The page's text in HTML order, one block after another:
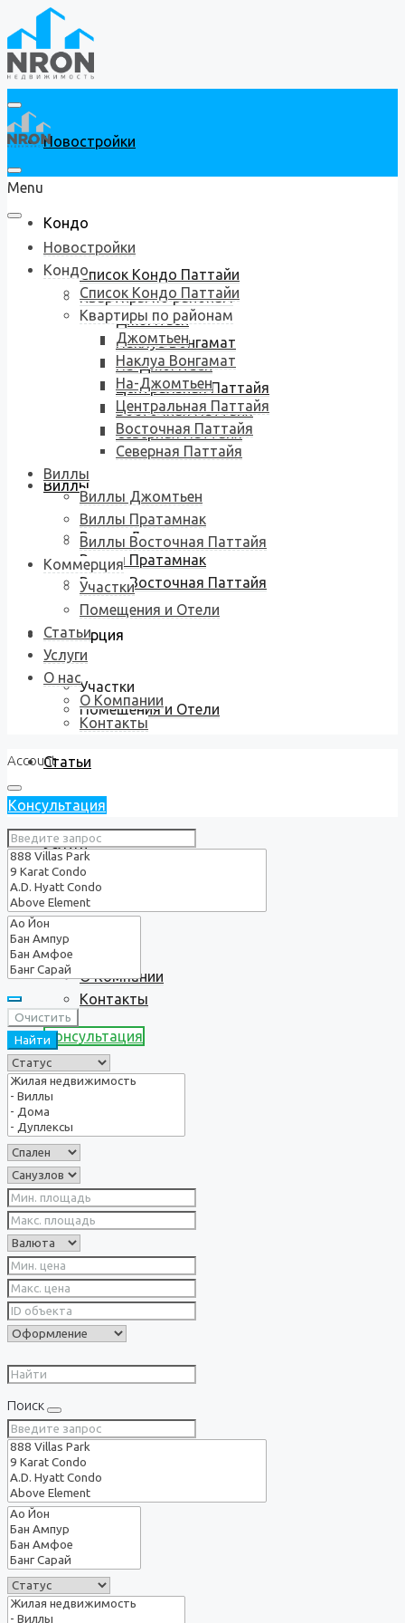
Новостройки
Кондо
Список Кондо Паттайи
Квартиры по районам
Джомтьен
Наклуа Вонгамат
На-Джомтьен
Центральная Паттайя
Восточная Паттайя
Северная Паттайя
Виллы
Виллы Джомтьен
Виллы Пратамнак
Виллы Восточная Паттайя
Коммерция
Участки
Помещения и Отели
Статьи
Услуги
О нас
О Компании
Контакты
Консультация
Menu
Новостройки
Кондо
Список Кондо Паттайи
Квартиры по районам
Джомтьен
Наклуа Вонгамат
На-Джомтьен
Центральная Паттайя
Восточная Паттайя
Северная Паттайя
Виллы
Виллы Джомтьен
Виллы Пратамнак
Виллы Восточная Паттайя
Коммерция
Участки
Помещения и Отели
Статьи
Услуги
О нас
О Компании
Контакты
Account
Консультация
Очистить
Найти
Поиск